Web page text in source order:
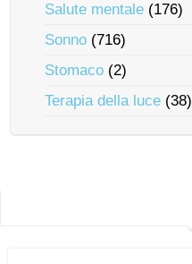
Salute mentale (176)
Sonno (716)
Stomaco (2)
Terapia della luce (38)